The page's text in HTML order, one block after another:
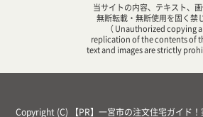
当サイトの内容、テキスト、
無断転載・無断使用を固く禁
（ Unauthorized copying
replication of the contents of
text and images are strictly
Copyright (C)
一宮市の注文住宅ガイド